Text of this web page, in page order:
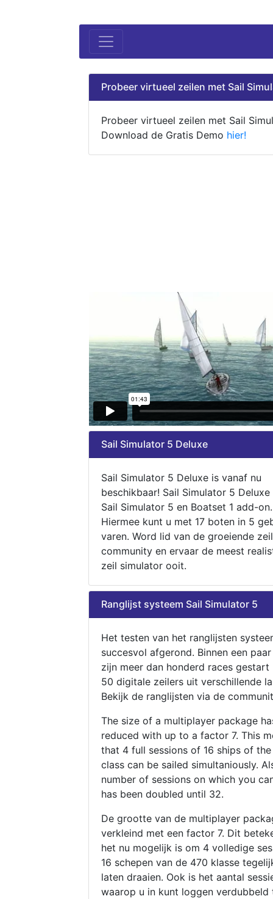
Probeer virtueel zeilen met Sail
Probeer virtueel zeilen met Sail
Download de Gratis Demo hier!
Sail Simulator 5 Deluxe
Sail Simulator 5 Deluxe is vanaf nu
beschikbaar! Sail Simulator 5
Sail Simulator 5 en Boatset 1 add-on.
Hiermee kunt u met 17 boten in 5
varen. Word lid van de groeiende zeil
community en ervaar de meest
zeil simulator ooit.
Ranglijst systeem Sail Simulator 5
Het testen van het ranglijsten
succesvol afgerond. Binnen een
zijn meer dan honderd races gestart
50 digitale zeilers uit verschillende
Bekijk de ranglijsten via de
The size of a multiplayer package
reduced with up to a factor 7. This
that 4 full sessions of 16 ships of
class can be sailed simultaniously.
number of sessions on which you
has been doubled until 32.
De grootte van de multiplayer
verkleind met een factor 7. Dit
het nu mogelijk is om 4 volledige
16 schepen van de 470 klasse
laten draaien. Ook is het aantal
waarop u in kunt loggen verdubbeld